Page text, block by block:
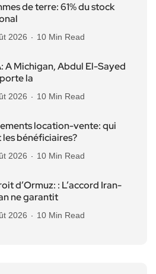
de terre: 61% du stock
2026 10 Min Read
A Michigan, Abdul El-Sayed
la
2026 10 Min Read
location-vente: qui
les bénéficiaires?
2026 10 Min Read
d’Ormuz: : L’accord Iran-
ne garantit
2026 10 Min Read